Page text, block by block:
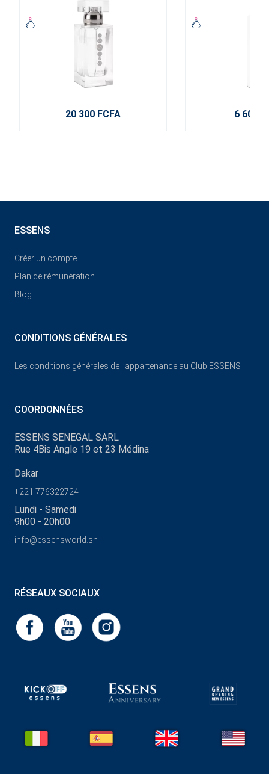
20 300 FCFA 6 600
ESSENS
Créer un compte
Plan de rémunération
Blog
CONDITIONS GÉNÉRALES
Les conditions générales de l’appartenance au Club ESSENS
COORDONNÉES
ESSENS SENEGAL SARL
Rue 4Bis Angle 19 et 23 Médina
Dakar
+221 776322724
Lundi - Samedi
9h00 - 20h00
info@essensworld.sn
RÉSEAUX SOCIAUX